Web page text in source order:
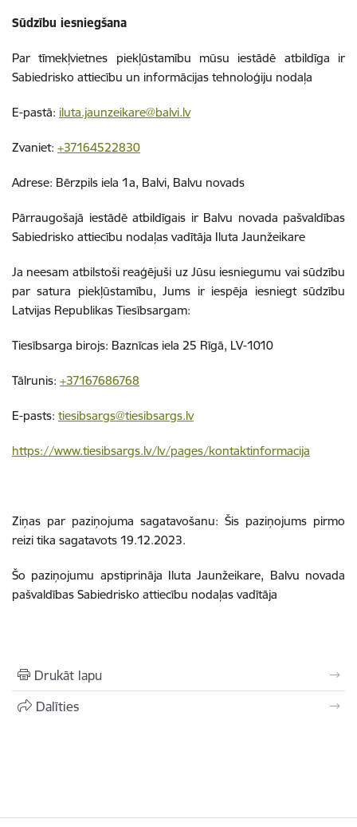
Sūdzību iesniegšana
Par tīmekļvietnes piekļūstamību mūsu iestādē atbildīga ir
Sabiedrisko attiecību un informācijas tehnoloģiju nodaļa
E-pastā: iluta.jaunzeikare@balvi.lv
Zvaniet: +37164522830
Adrese: Bērzpils iela 1a, Balvi, Balvu novads
Pārraugošajā iestādē atbildīgais ir Balvu novada pašvaldības
Sabiedrisko attiecību nodaļas vadītāja Iluta Jaunžeikare
Ja neesam atbilstoši reaģējuši uz Jūsu iesniegumu vai sūdzību
par satura piekļūstamību, Jums ir iespēja iesniegt sūdzību
Latvijas Republikas Tiesībsargam:
Tiesībsarga birojs: Baznīcas iela 25 Rīgā, LV-1010
Tālrunis: +37167686768
E-pasts: tiesibsargs@tiesibsargs.lv
https://www.tiesibsargs.lv/lv/pages/kontaktinformacija
Ziņas par paziņojuma sagatavošanu: Šis paziņojums pirmo
reizi tika sagatavots 19.12.2023.
Šo paziņojumu apstiprināja Iluta Jaunžeikare, Balvu novada
pašvaldības Sabiedrisko attiecību nodaļas vadītāja
Drukāt lapu
Dalīties